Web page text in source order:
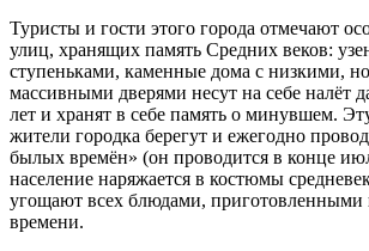
Туристы и гости этого города отмечают
улиц, хранящих память Средних веков:
ступеньками, каменные дома с низкими,
массивными дверями несут на себе налёт
лет и хранят в себе память о минувшем.
жители городка берегут и ежегодно
былых времён» (он проводится в конце
население наряжается в костюмы
угощают всех блюдами, приготовленными
времени.